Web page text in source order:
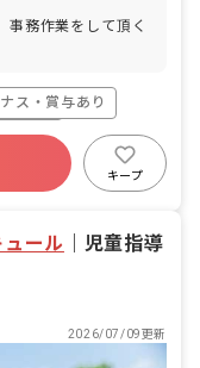
事務作業をして頂く
ス・賞与あり
生充実
キープ
ール
児童指導
2026/07/09更新